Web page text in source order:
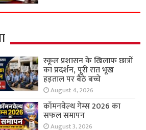
स्कूल प्रशासन के खिलाफ छात्रों
का प्रदर्शन, पूरी रात भूख
हड़ताल पर बैठे बच्चे
August 4, 2026
कॉमनवेल्थ गेम्स 2026 का
सफल समापन
August 3, 2026